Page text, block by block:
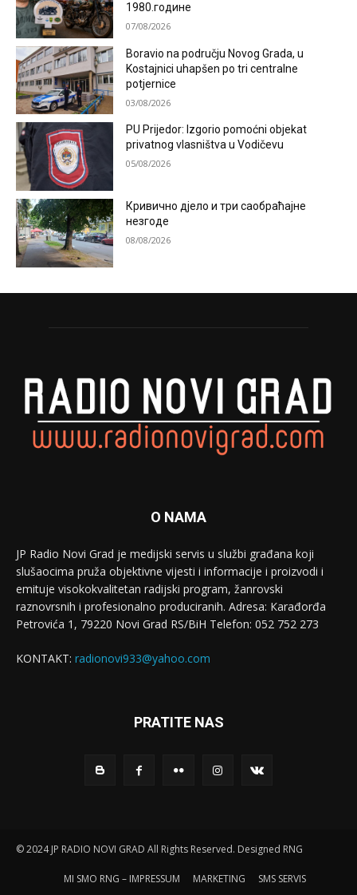
1980.године
07/08/2026
Boravio na području Novog Grada, u
Kostajnici uhapšen po tri centralne
potjernice
03/08/2026
PU Prijedor: Izgorio pomoćni objekat
privatnog vlasništva u Vodičevu
05/08/2026
Кривично дјело и три саобраћајне
незгоде
08/08/2026
O NAMA
JP Radio Novi Grad je medijski servis u službi građana koji
slušaocima pruža objektivne vijesti i informacije i proizvodi i
emituje visokokvalitetan radijski program, žanrovski
raznovrsnih i profesionalno produciranih. Adresa: Кarađorđa
Petrovića 1, 79220 Novi Grad RS/BiH Telefon: 052 752 273
KONTAKT: radionovi933@yahoo.com
PRATITE NAS
© 2024 JP RADIO NOVI GRAD All Rights Reserved. Designed RNG
MI SMO RNG – IMPRESSUM MARKETING SMS SERVIS